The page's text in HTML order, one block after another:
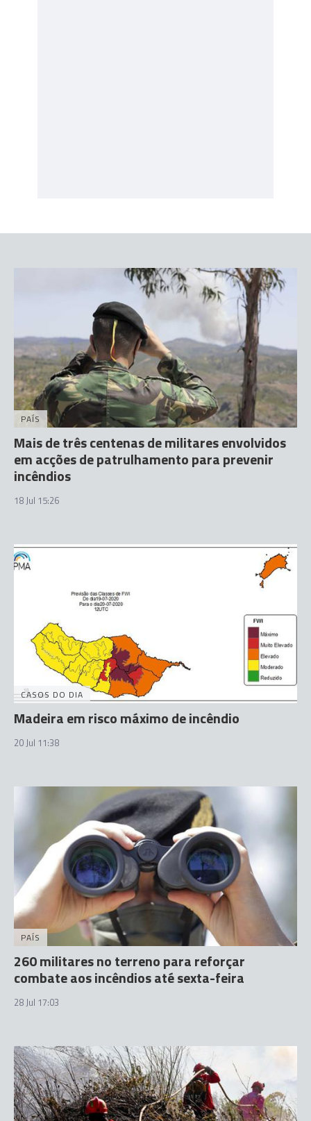
PAÍS
Mais de três centenas de militares envolvidos
em acções de patrulhamento para prevenir
incêndios
18 Jul 15:26
CASOS DO DIA
Madeira em risco máximo de incêndio
20 Jul 11:38
PAÍS
260 militares no terreno para reforçar
combate aos incêndios até sexta-feira
28 Jul 17:03